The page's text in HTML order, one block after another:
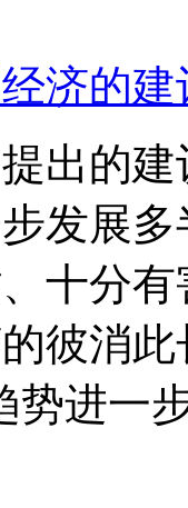
济的
出的
发展
十分
彼消
势进一